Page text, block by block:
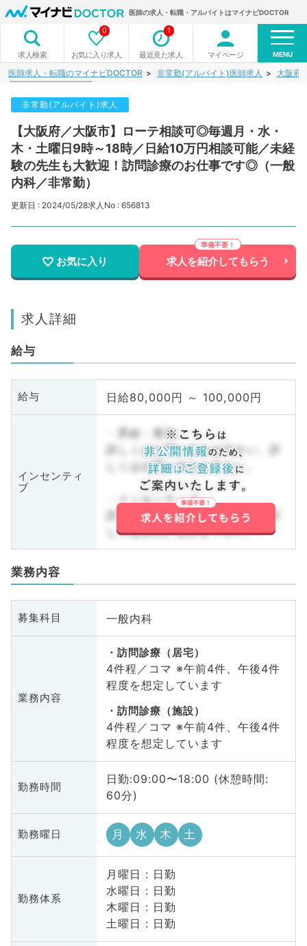
医師の求人・転職・アルバイトはマイナビDOCTOR
求人検索 お気に入り求人
0
最近見た求人
1
マイページ MENU
医師求人・転職のマイナビDOCTOR 非常勤(アルバイト)医師求人 大阪府
非常勤(アルバイト)求人
【大阪府／大阪市】ローテ相談可◎毎週月・水・
木・土曜日9時～18時／日給10万円相談可能／未経
験の先生も大歓迎！訪問診療のお仕事です◎（一般
内科／非常勤）
更新日 : 2024/05/28求人No : 656813
お気に入り 求人を紹介してもらう
求人詳細
給与
給与 日給80,000円 ～ 100,000円
インセンティ
ブ
・昇給・賞与
詳しくはお問い合わせ下さい。詳
しくはお問い合わせ下さい。
・インセンティブ
詳しくはお問い合わせ下さい。詳
しくはお問い合わせ下さい。
業務内容
募集科目 一般内科
業務内容
訪問診療（居宅）
4件程／コマ ※午前4件、午後4件
程度を想定しています
訪問診療（施設）
4件程／コマ ※午前4件、午後4件
程度を想定しています
勤務時間
日勤:09:00〜18:00 (休憩時間:
60分)
勤務曜日 月 水 木 土
勤務体系
月曜日 : 日勤
水曜日 : 日勤
木曜日 : 日勤
土曜日 : 日勤